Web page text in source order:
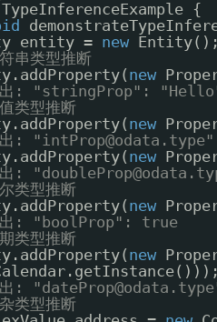
TypeInferenceExample {
entity = new
串类型推断
new
: "stringProp":
类型推断
new
:
new
:
类型推断
new
: "boolProp": true
类型推断
new
:
类型推断